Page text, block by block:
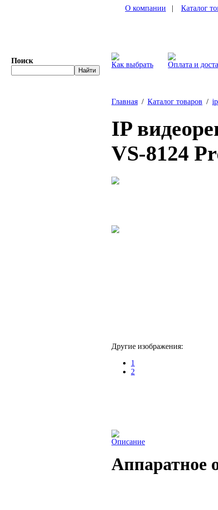
Поиск
О компании | Каталог
Как выбрать Оплата и
Главная / Каталог товаров /
IP
VS-8124
Другие изображения:
1
2
Описание
Аппаратное